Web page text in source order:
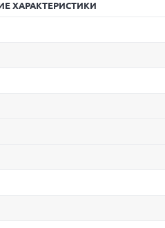
ХАРАКТЕРИСТИКИ